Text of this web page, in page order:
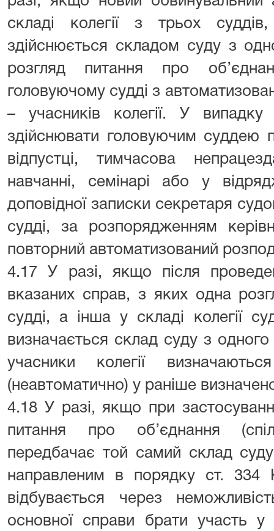
складі колегії з трьох
здійснюється складом суду з
розгляд питання про
головуючому судді з
– учасників колегії. У випадку
здійснювати головуючим суддею
відпустці, тимчасова
навчанні, семінарі або у
доповідної записки секретаря
судді, за розпорядженням
повторний автоматизований
4.17 У разі, якщо після
вказаних справ, з яких одна
судді, а інша у складі колегії
визначається склад суду з одного
учасники колегії
(неавтоматично) у раніше
4.18 У разі, якщо при
питання про об’єднання
передбачає той самий склад
направленим в порядку ст. 334
відбувається через
основної справи брати участь у